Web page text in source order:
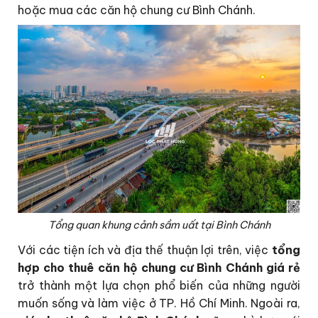
hoặc mua các căn hộ chung cư Bình Chánh.
Tổng quan khung cảnh sầm uất tại Bình Chánh
Với các tiện ích và địa thế thuận lợi trên, việc tổng
hợp cho thuê căn hộ chung cư Bình Chánh giá rẻ
trở thành một lựa chọn phổ biến của những người
muốn sống và làm việc ở TP. Hồ Chí Minh. Ngoài ra,